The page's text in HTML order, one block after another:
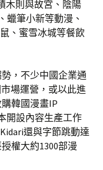
木則與故宮、陰陽
蠟筆小新等動漫、
、蜜雪冰城等餐飲
，不少中國企業通
場運營，或以此進
韓國漫畫IP
開設內容生產工作
還與字節跳動達
權大約1300部漫